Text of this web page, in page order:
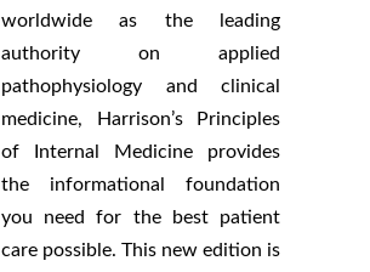
worldwide as the leading
authority on applied
pathophysiology and clinical
medicine, Harrison’s Principles
of Internal Medicine provides
the informational foundation
you need for the best patient
care possible. This new edition is